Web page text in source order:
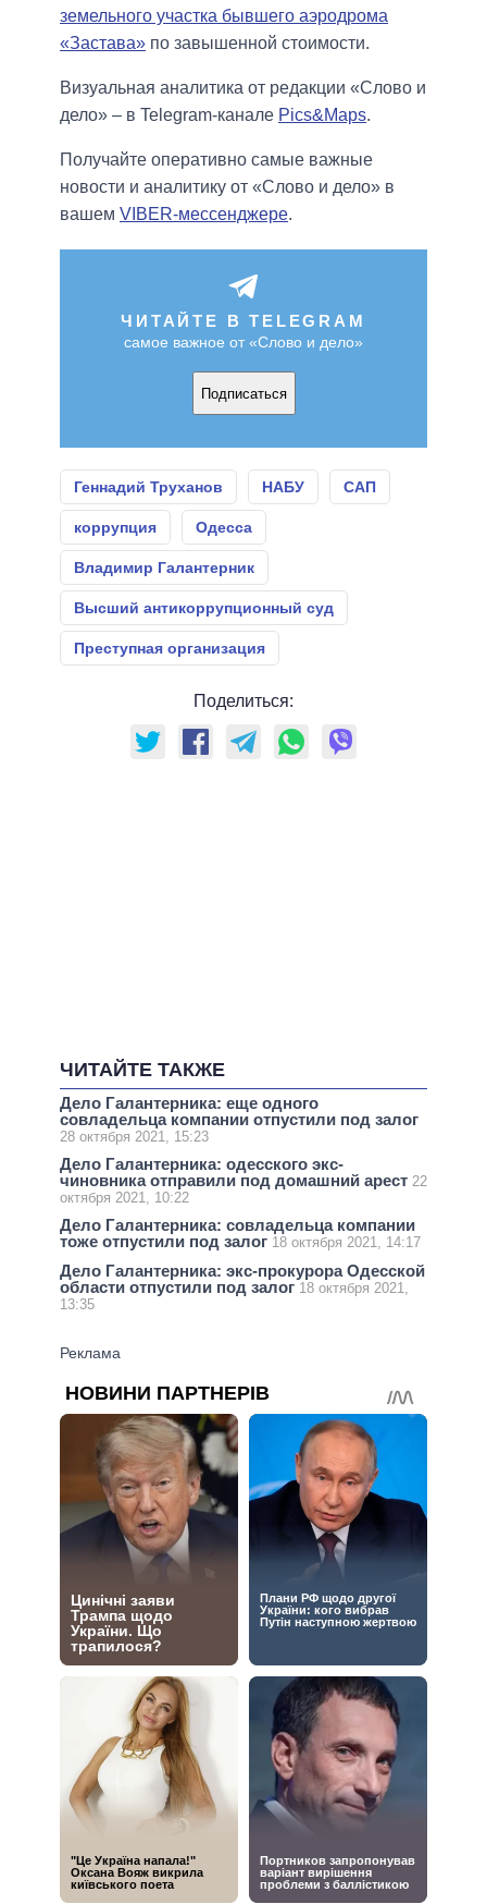
земельного участка бывшего аэродрома
«Застава» по завышенной стоимости.
Визуальная аналитика от редакции «Слово и
дело» – в Telegram-канале Pics&Maps.
Получайте оперативно самые важные
новости и аналитику от «Слово и дело» в
вашем VIBER-мессенджере.
ЧИТАЙТЕ В TELEGRAM
самое важное от «Слово и дело»
Подписаться
Геннадий Труханов НАБУ САП
коррупция Одесса
Владимир Галантерник
Высший антикоррупционный суд
Преступная организация
Поделиться:
ЧИТАЙТЕ ТАКЖЕ
Дело Галантерника: еще одного
совладельца компании отпустили под залог
28 октября 2021, 15:23
Дело Галантерника: одесского экс-
чиновника отправили под домашний арест 22
октября 2021, 10:22
Дело Галантерника: совладельца компании
тоже отпустили под залог 18 октября 2021, 14:17
Дело Галантерника: экс-прокурора Одесской
области отпустили под залог 18 октября 2021,
13:35